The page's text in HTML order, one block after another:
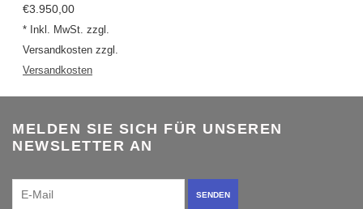
€3.950,00
* Inkl. MwSt. zzgl.
Versandkosten zzgl.
Versandkosten
MELDEN SIE SICH FÜR UNSEREN
NEWSLETTER AN
SENDEN